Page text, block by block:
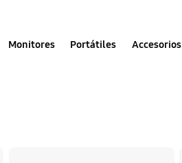
Monitores Portátiles Accesorios